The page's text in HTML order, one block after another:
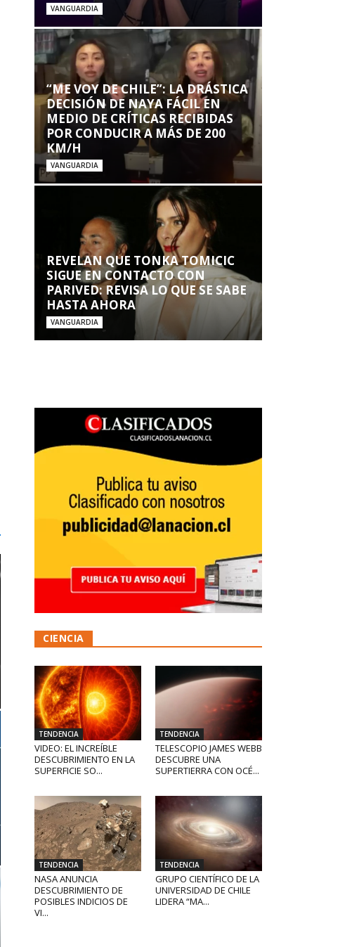
VANGUARDIA
“ME VOY DE CHILE”: LA DRÁSTICA
DECISIÓN DE NAYA FÁCIL EN
MEDIO DE CRÍTICAS RECIBIDAS
POR CONDUCIR A MÁS DE 200
KM/H
VANGUARDIA
REVELAN QUE TONKA TOMICIC
SIGUE EN CONTACTO CON
PARIVED: REVISA LO QUE SE SABE
HASTA AHORA
VANGUARDIA
CIENCIA
TENDENCIA
VIDEO: EL INCREÍBLE
DESCUBRIMIENTO EN LA
SUPERFICIE SO...
TENDENCIA
TELESCOPIO JAMES WEBB
DESCUBRE UNA
SUPERTIERRA CON OCÉ...
TENDENCIA
NASA ANUNCIA
DESCUBRIMIENTO DE
POSIBLES INDICIOS DE
VI...
TENDENCIA
GRUPO CIENTÍFICO DE LA
UNIVERSIDAD DE CHILE
LIDERA “MA...